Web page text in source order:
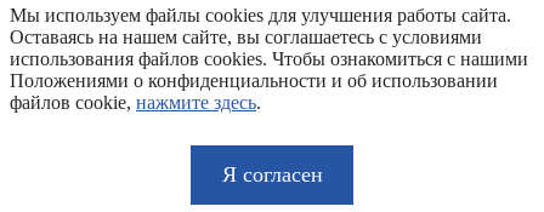
Мы используем файлы cookies для улучшения работы сайта.
Оставаясь на нашем сайте, вы соглашаетесь с условиями
использования файлов cookies. Чтобы ознакомиться с нашими
Положениями о конфиденциальности и об использовании
файлов cookie, нажмите здесь.
Я согласен